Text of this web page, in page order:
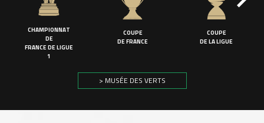
CHAMPIONNAT
DE
FRANCE DE LIGUE
1
COUPE
DE FRANCE
COUPE
DE LA LIGUE
> MUSÉE DES VERTS